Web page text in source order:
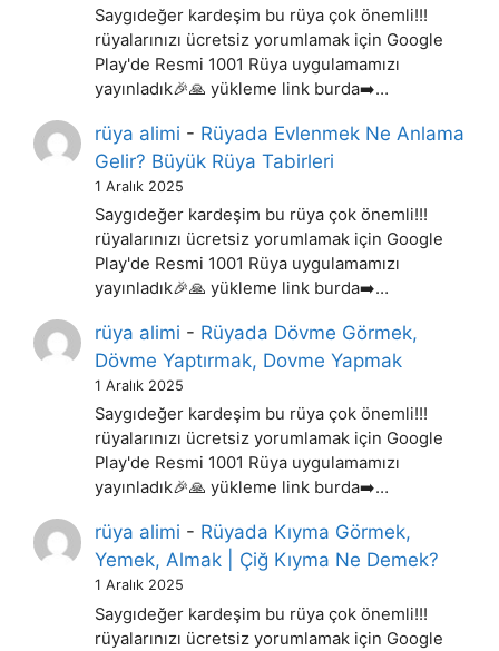
Saygıdeğer kardeşim bu rüya çok önemli!!!
rüyalarınızı ücretsiz yorumlamak için Google
Play'de Resmi 1001 Rüya uygulamamızı
yayınladık🎉🙏 yükleme link burda➡️…
rüya alimi - Rüyada Evlenmek Ne Anlama
Gelir? Büyük Rüya Tabirleri
1 Aralık 2025
Saygıdeğer kardeşim bu rüya çok önemli!!!
rüyalarınızı ücretsiz yorumlamak için Google
Play'de Resmi 1001 Rüya uygulamamızı
yayınladık🎉🙏 yükleme link burda➡️…
rüya alimi - Rüyada Dövme Görmek,
Dövme Yaptırmak, Dovme Yapmak
1 Aralık 2025
Saygıdeğer kardeşim bu rüya çok önemli!!!
rüyalarınızı ücretsiz yorumlamak için Google
Play'de Resmi 1001 Rüya uygulamamızı
yayınladık🎉🙏 yükleme link burda➡️…
rüya alimi - Rüyada Kıyma Görmek,
Yemek, Almak | Çiğ Kıyma Ne Demek?
1 Aralık 2025
Saygıdeğer kardeşim bu rüya çok önemli!!!
rüyalarınızı ücretsiz yorumlamak için Google